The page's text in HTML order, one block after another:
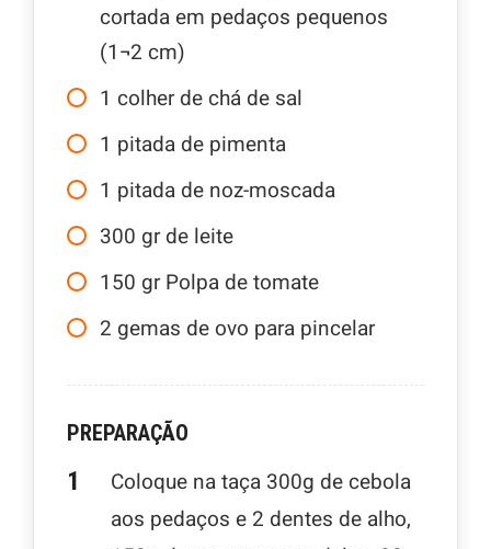
cortada em pedaços pequenos
(1¬2 cm)
1 colher de chá de sal
1 pitada de pimenta
1 pitada de noz-moscada
300 gr de leite
150 gr Polpa de tomate
2 gemas de ovo para pincelar
PREPARAÇÃO
Coloque na taça 300g de cebola
aos pedaços e 2 dentes de alho,